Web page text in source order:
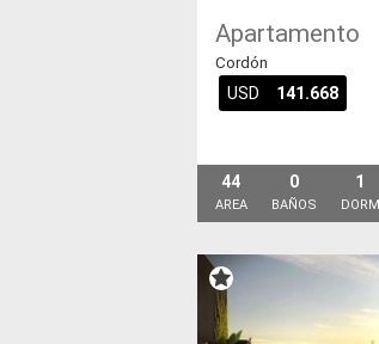
Apartamento
Cordón
USD 141.668
44
AREA
0
BAÑOS
1
DORM